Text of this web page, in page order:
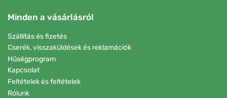
Minden a vásárlásról
Szállítás és fizetés
Cserék, visszaküldések és reklamációk
Hűségprogram
Kapcsolat
Feltételek és feltételek
Rólunk